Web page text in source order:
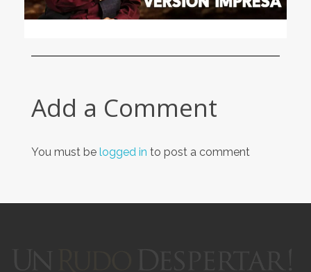
Add a Comment
You must be logged in to post a comment